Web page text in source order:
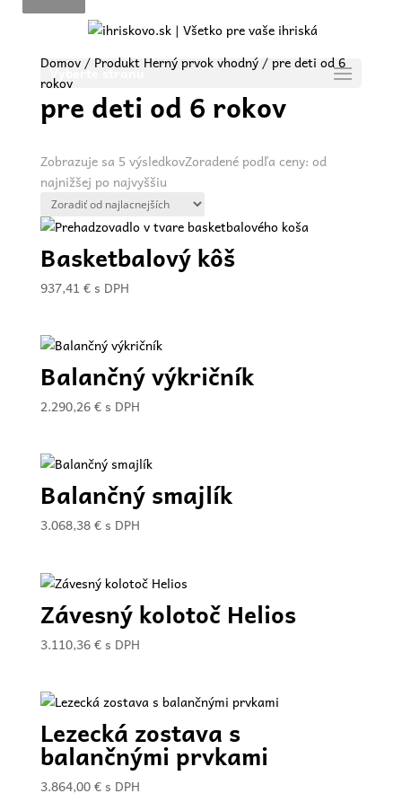
Vyberte stranu
Domov/ Produkt Herný prvok vhodný / pre deti od 6
rokov
pre deti od 6 rokov
Zobrazuje sa 5 výsledkovZoradené podľa ceny: od
najnižšej po najvyššiu
Basketbalový kôš
937,41 € s DPH
Balančný výkričník
2.290,26€ s DPH
Balančný smajlík
3.068,38€ s DPH
Závesný kolotoč Helios
3.110,36€ s DPH
Lezecká zostava s
balančnými prvkami
3.864,00€ s DPH